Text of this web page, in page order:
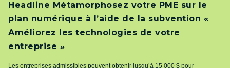
Headline Métamorphosez votre PME sur le
plan numérique à l’aide de la subvention «
Améliorez les technologies de votre
entreprise »
Les entreprises admissibles peuvent obtenir jusqu’à 15 000 $ pour